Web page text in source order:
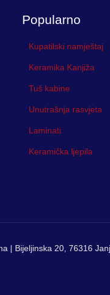
Popularno
Kupatilski namještaj
Keramika Kanjiža
Tuš kabine
Unutrašnja rasvjeta
Laminati
Keramička ljepila
| Bijeljinska 20, 76316